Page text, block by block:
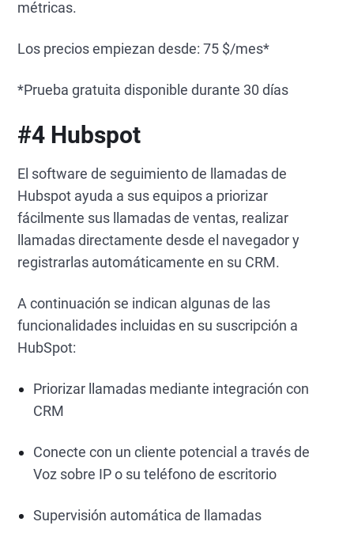
métricas.
Los precios empiezan desde: 75 $/mes*
*Prueba gratuita disponible durante 30 días
#4 Hubspot
El software de seguimiento de llamadas de
Hubspot ayuda a sus equipos a priorizar
fácilmente sus llamadas de ventas, realizar
llamadas directamente desde el navegador y
registrarlas automáticamente en su CRM.
A continuación se indican algunas de las
funcionalidades incluidas en su suscripción a
HubSpot:
Priorizar llamadas mediante integración con
CRM
Conecte con un cliente potencial a través de
Voz sobre IP o su teléfono de escritorio
Supervisión automática de llamadas